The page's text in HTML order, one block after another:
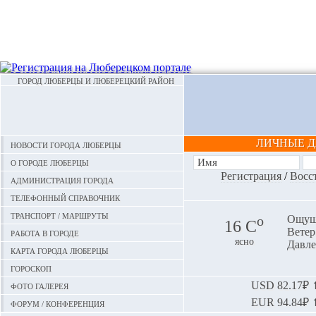
ГОРОД ЛЮБЕРЦЫ И ЛЮБЕРЕЦКИЙ РАЙОН
Новости города Люберцы
О городе Люберцы
Администрация города
Телефонный справочник
Транспорт / маршруты
Работа в городе
Карта города Люберцы
Гороскоп
Фото галерея
Форум / конференция
ЛИЧНЫЕ
Регистрация/
16 Сo
ясно
USD 82.17₽
EUR 94.84₽